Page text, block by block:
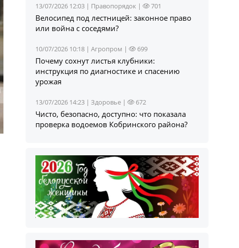
13/07/2026 12:03 | Правопорядок | 701
Велосипед под лестницей: законное право
или война с соседями?
10/07/2026 10:18 |Агропром | 699
Почему сохнут листья клубники:
инструкция по диагностике и спасению
урожая
13/07/2026 14:23 |Здоровье | 672
Чисто, безопасно, доступно: что показала
проверка водоемов Кобринского района?